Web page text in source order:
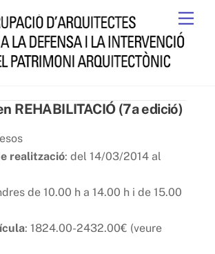
REHABILITACIÓ (7a edició)
realització: del 14/03/2014 al
de 10.00 h a 14.00 h i de 15.00
: 1824.00-2432.00€ (veure